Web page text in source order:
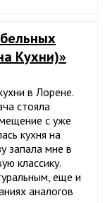
Кухни)»
в Лорене.
стояла
с уже
кухня на
запала мне в
классику.
еще и
аналогов